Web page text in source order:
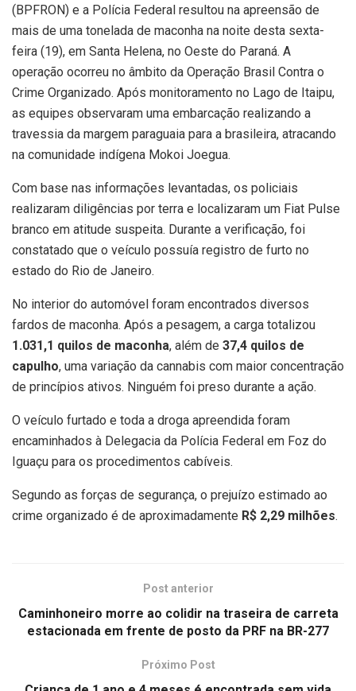
(BPFRON) e a Polícia Federal resultou na apreensão de
mais de uma tonelada de maconha na noite desta sexta-
feira (19), em Santa Helena, no Oeste do Paraná. A
operação ocorreu no âmbito da Operação Brasil Contra o
Crime Organizado. Após monitoramento no Lago de Itaipu,
as equipes observaram uma embarcação realizando a
travessia da margem paraguaia para a brasileira, atracando
na comunidade indígena Mokoi Joegua.
Com base nas informações levantadas, os policiais
realizaram diligências por terra e localizaram um Fiat Pulse
branco em atitude suspeita. Durante a verificação, foi
constatado que o veículo possuía registro de furto no
estado do Rio de Janeiro.
No interior do automóvel foram encontrados diversos
fardos de maconha. Após a pesagem, a carga totalizou
1.031,1 quilos de maconha, além de 37,4 quilos de
capulho, uma variação da cannabis com maior concentração
de princípios ativos. Ninguém foi preso durante a ação.
O veículo furtado e toda a droga apreendida foram
encaminhados à Delegacia da Polícia Federal em Foz do
Iguaçu para os procedimentos cabíveis.
Segundo as forças de segurança, o prejuízo estimado ao
crime organizado é de aproximadamente R$ 2,29 milhões.
Post anterior
Caminhoneiro morre ao colidir na traseira de carreta
estacionada em frente de posto da PRF na BR-277
Próximo Post